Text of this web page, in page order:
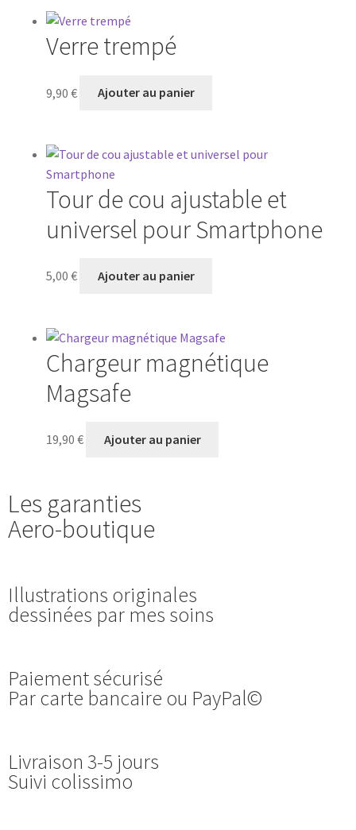
Verre trempé
9,90 € Ajouter au panier
Tour de cou ajustable et
universel pour Smartphone
5,00 € Ajouter au panier
Chargeur magnétique
Magsafe
19,90 € Ajouter au panier
Les garanties
Aero-boutique
Illustrations originales
dessinées par mes soins
Paiement sécurisé
Par carte bancaire ou PayPal©
Livraison 3-5 jours
Suivi colissimo